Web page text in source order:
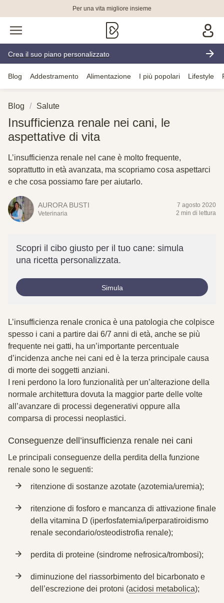
Per una vita migliore insieme
Crea il suo piano personalizzato
Blog Addestramento Alimentazione I più popolari Lifestyle
Blog Salute
Insufficienza renale nei cani, le
aspettative di vita
L’insufficienza renale nel cane è molto frequente,
soprattutto in età avanzata, ma scopriamo cosa aspettarci
e che cosa possiamo fare per aiutarlo.
AURORA BUSTI
Veterinaria
7 agosto 2020
2 min di lettura
Scopri il cibo giusto per il tuo cane: simula
una ricetta personalizzata.
Simula
L’insufficienza renale cronica è una patologia che colpisce
spesso i cani a partire dai 6/7 anni di età, anche se più
frequente nei gatti, ha un’importante percentuale
d’incidenza anche nei cani ed è la terza principale causa
di morte dei soggetti anziani.
I reni perdono la loro funzionalità per un’alterazione della
normale architettura dovuta la maggior parte delle volte
all’avanzare di processi degenerativi oppure alla
comparsa di processi neoplastici.
Conseguenze dell’insufficienza renale nei cani
Le principali conseguenze della perdita della funzione
renale sono le seguenti:
ritenzione di sostanze azotate (azotemia/uremia);
ritenzione di fosforo e mancanza di attivazione finale
della vitamina D (iperfosfatemia/iperparatiroidismo
renale secondario/osteodistrofia renale);
perdita di proteine (sindrome nefrosica/trombosi);
diminuzione del riassorbimento del bicarbonato e
dell’escrezione dei protoni (acidosi metabolica);